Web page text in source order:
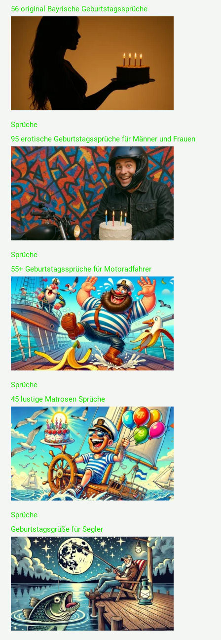
56 original Bayrische Geburtstagssprüche
Sprüche
95 erotische Geburtstagssprüche für Männer und Frauen
Sprüche
55+ Geburtstagssprüche für Motoradfahrer
Sprüche
45 lustige Matrosen Sprüche
Sprüche
Geburtstagsgrüße für Segler